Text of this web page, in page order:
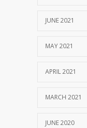
JUNE 2021
MAY 2021
APRIL 2021
MARCH 2021
JUNE 2020